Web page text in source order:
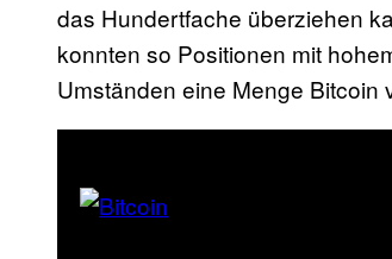
das Hundertfache überziehen
konnten so Positionen mit
Umständen eine Menge Bitcoin